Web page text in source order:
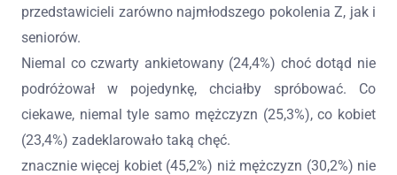
przedstawicieli zarówno najmłodszego pokolenia Z, jak i
seniorów.
Niemal co czwarty ankietowany (24,4%) choć dotąd nie
podróżował w pojedynkę, chciałby spróbować. Co
ciekawe, niemal tyle samo mężczyzn (25,3%), co kobiet
(23,4%) zadeklarowało taką chęć.
znacznie więcej kobiet (45,2%) niż mężczyzn (30,2%) nie